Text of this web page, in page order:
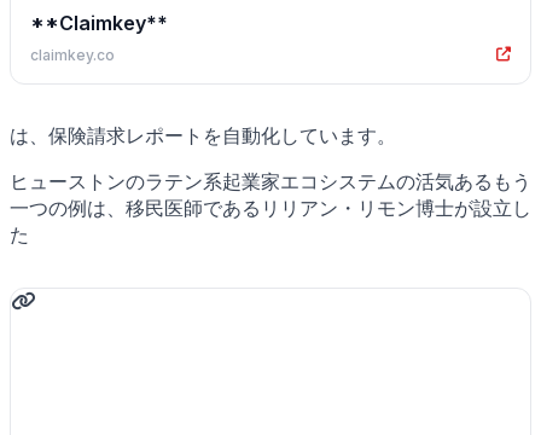
**Claimkey**
claimkey.co
は、保険請求レポートを自動化しています。
ヒューストンのラテン系起業家エコシステムの活気あるもう
一つの例は、移民医師であるリリアン・リモン博士が設立し
た